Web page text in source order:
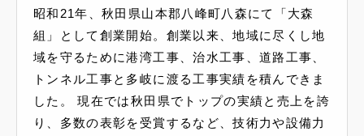
昭和21年、秋田県山本郡八峰町八森にて「大森
組」として創業開始。創業以来、地域に尽くし地
域を守るために港湾工事、治水工事、道路工事、
トンネル工事と多岐に渡る工事実績を積んできま
した。 現在では秋田県でトップの実績と売上を誇
り、多数の表彰を受賞するなど、技術力や設備力